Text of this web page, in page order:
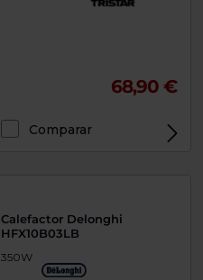
68,90 €
Comparar
Calefactor Delonghi
HFX10B03LB
350W